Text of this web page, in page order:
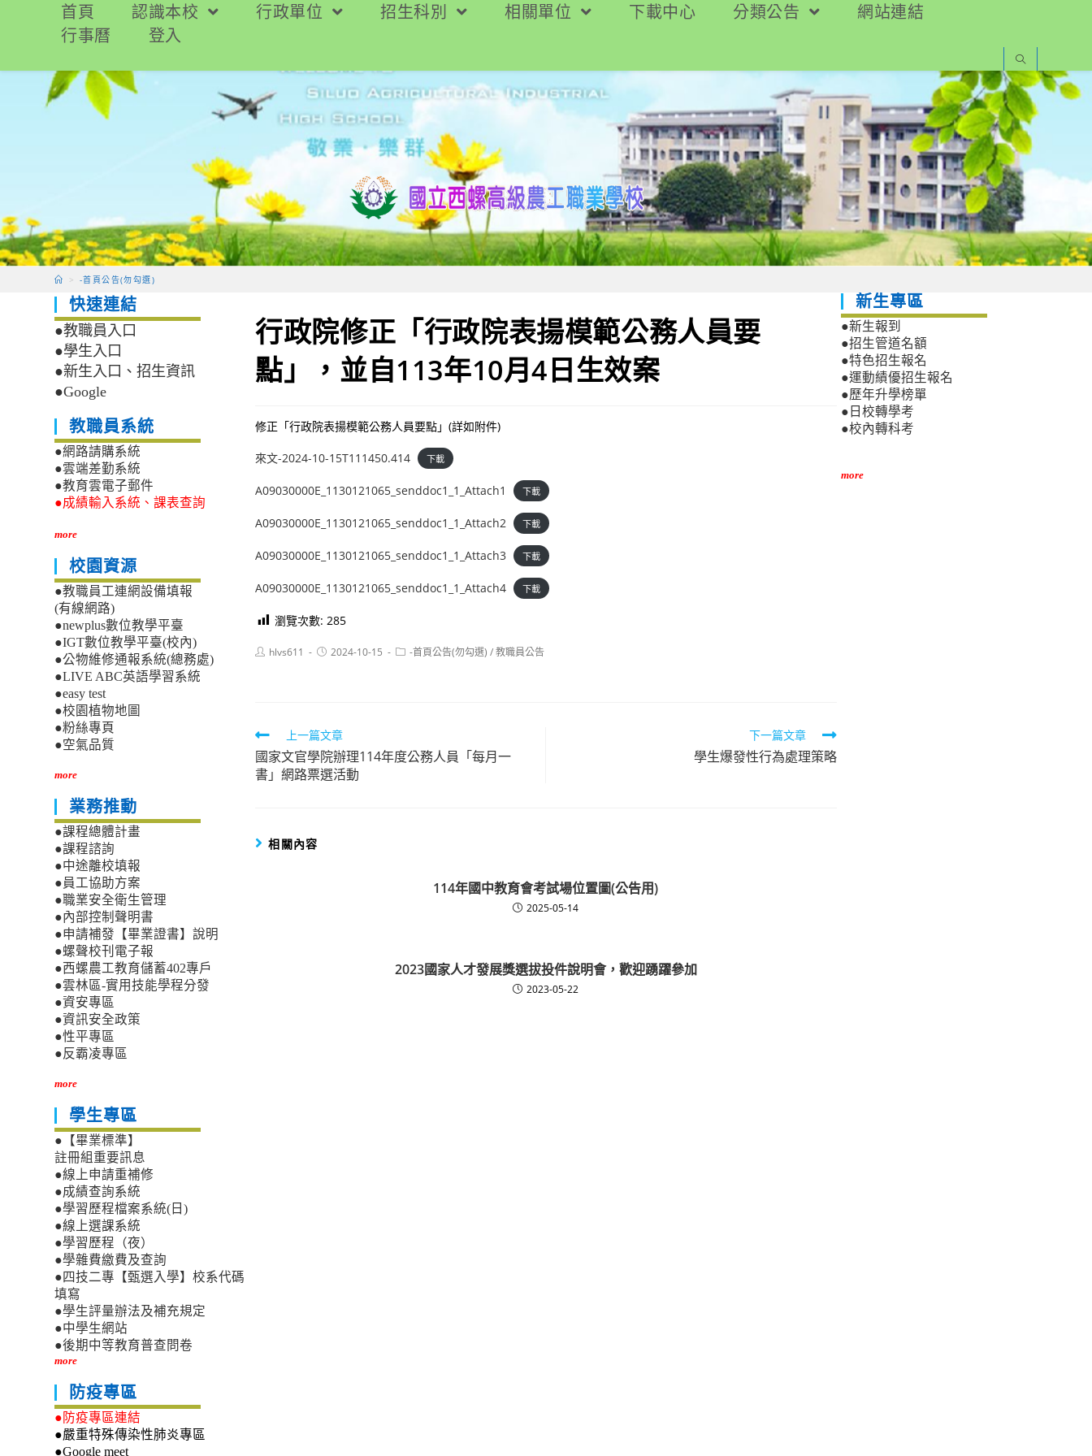
要
首頁 認識本校 行政單位 招生科別 相關單位 下載中心 分類公告
網站連結
行事曆
登入
> -首頁公告(勿勾選)
行政院修正「行政院表揚模範公務人員要
點」，並自113年10月4日生效案
修正「行政院表揚模範公務人員要點」(詳如附件)
來文-2024-10-15T111450.414 下載
A09030000E_1130121065_senddoc1_1_Attach1 下載
A09030000E_1130121065_senddoc1_1_Attach2 下載
A09030000E_1130121065_senddoc1_1_Attach3 下載
A09030000E_1130121065_senddoc1_1_Attach4 下載
瀏覽次數: 285
Posthlvs611
Post2024-10-15
Post-首頁公告(勿勾選) /教職員公告
Read
more
articles
上一篇文章
國家文官學院辦理114年度公務人員「每月一
書」網路票選活動
下一篇文章
學生爆發性行為處理策略
相關內容
114年國中教育會考試場位置圖(公告用)
2025-05-14
2023國家人才發展獎選拔投件說明會，歡迎踴躍參加
2023-05-22
快速連結
●教職員入口
●學生入口
●新生入口、招生資訊
●Google
教職員系統
●網路請購系統
●雲端差勤系統
●教育雲電子郵件
●成績輸入系統、課表查詢
more
校園資源
●教職員工連網設備填報
(有線網路)
●newplus數位教學平臺
●IGT數位教學平臺(校內)
●公物維修通報系統(總務處)
●LIVE ABC英語學習系統
●easy test
●校園植物地圖
●粉絲專頁
●空氣品質
more
業務推動
●課程總體計畫
●課程諮詢
●中途離校填報
●員工協助方案
●職業安全衛生管理
●內部控制聲明書
●申請補發【畢業證書】說明
●螺聲校刊電子報
●西螺農工教育儲蓄402專戶
●雲林區-實用技能學程分發
●資安專區
●資訊安全政策
●性平專區
●反霸凌專區
more
學生專區
●【畢業標準】
註冊組重要訊息
●線上申請重補修
●成績查詢系統
●學習歷程檔案系統(日)
●線上選課系統
●學習歷程（夜）
●學雜費繳費及查詢
●四技二專【甄選入學】校系代碼
填寫
●學生評量辦法及補充規定
●中學生網站
●後期中等教育普查問卷
more
防疫專區
●防疫專區連結
●嚴重特殊傳染性肺炎專區
●Google meet
新生專區
●新生報到
●招生管道名額
●特色招生報名
●運動績優招生報名
●歷年升學榜單
●日校轉學考
●校內轉科考
more